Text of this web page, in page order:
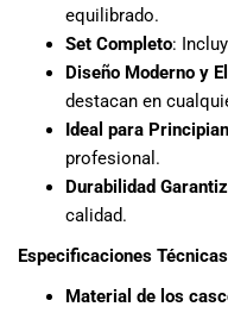
equilibrado.
Set Completo:
Diseño Moderno y
destacan en
Ideal para
profesional.
Durabilidad
calidad.
Especificaciones
Material de los